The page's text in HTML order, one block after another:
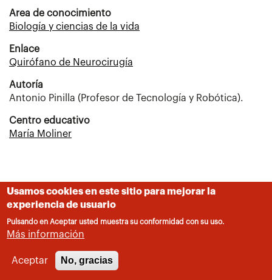
Area de conocimiento
Biología y ciencias de la vida
Enlace
Quirófano de Neurocirugía
Autoría
Antonio Pinilla (Profesor de Tecnología y Robótica).
Centro educativo
María Moliner
Usamos cookies en este sitio para mejorar la
experiencia de usuario
Pulsando en Aceptar usted muestra su conformidad con su uso.
Más información
Aceptar No, gracias